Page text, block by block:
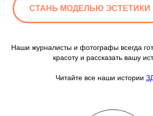
СТАНЬ МОДЕЛЬЮ ЭСТЕТИКИ
Наши журналисты и фотографы всегда
красоту и рассказать вашу
Читайте все наши истории